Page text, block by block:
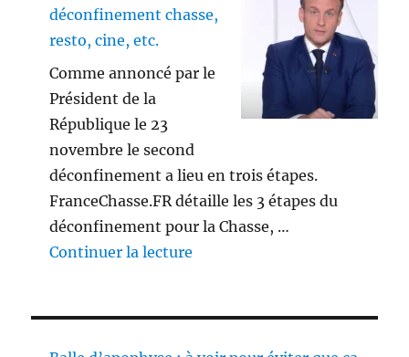
déconfinement chasse,
resto, cine, etc.
Comme annoncé par le
Président de la
République le 23
novembre le second
déconfinement a lieu en trois étapes.
FranceChasse.FR détaille les 3 étapes du
déconfinement pour la Chasse, …
Continuer la lecture